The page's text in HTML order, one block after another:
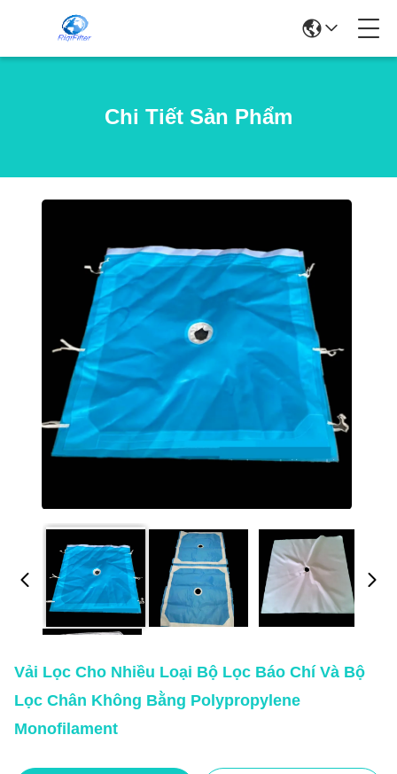
Chi Tiết Sản Phẩm
Vải Lọc Cho Nhiều Loại Bộ Lọc Báo Chí Và Bộ
Lọc Chân Không Bằng Polypropylene
Monofilament